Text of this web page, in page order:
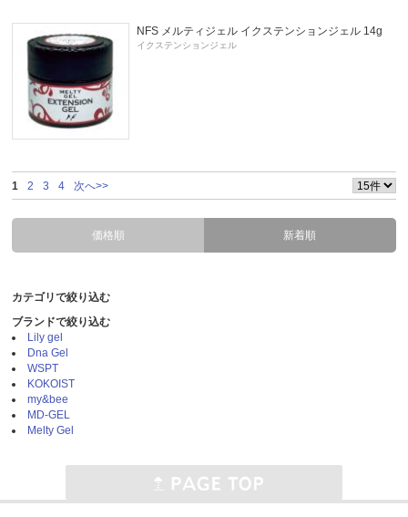
NFS メルティジェル イクステンションジェル 14g
イクステンションジェル
1 2 3 4 次へ>>
価格順 新着順
カテゴリで絞り込む
ブランドで絞り込む
Lily gel
Dna Gel
WSPT
KOKOIST
my&bee
MD-GEL
Melty Gel